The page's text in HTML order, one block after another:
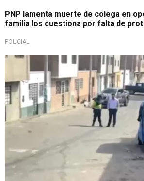
PNP lamenta muerte de colega en
familia los cuestiona por falta de
POLICIAL
Fiscalía inicia investigación